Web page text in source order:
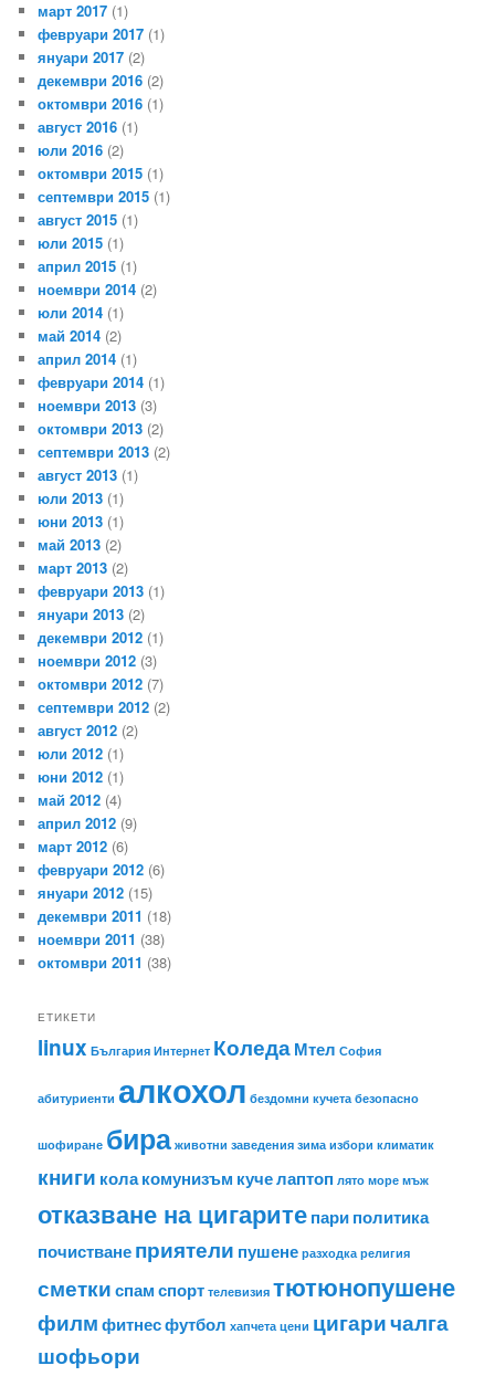
март 2017 (1)
февруари 2017 (1)
януари 2017 (2)
декември 2016 (2)
октомври 2016 (1)
август 2016 (1)
юли 2016 (2)
октомври 2015 (1)
септември 2015 (1)
август 2015 (1)
юли 2015 (1)
април 2015 (1)
ноември 2014 (2)
юли 2014 (1)
май 2014 (2)
април 2014 (1)
февруари 2014 (1)
ноември 2013 (3)
октомври 2013 (2)
септември 2013 (2)
август 2013 (1)
юли 2013 (1)
юни 2013 (1)
май 2013 (2)
март 2013 (2)
февруари 2013 (1)
януари 2013 (2)
декември 2012 (1)
ноември 2012 (3)
октомври 2012 (7)
септември 2012 (2)
август 2012 (2)
юли 2012 (1)
юни 2012 (1)
май 2012 (4)
април 2012 (9)
март 2012 (6)
февруари 2012 (6)
януари 2012 (15)
декември 2011 (18)
ноември 2011 (38)
октомври 2011 (38)
ЕТИКЕТИ
linux България Интернет КоледаМтел София
абитуриенти алкохол бездомни кучета безопасно
шофиране бира животни заведения зима избори климатик
книги колакомунизъм кучелаптоп лято море мъж
отказване на цигаритепариполитика
почистванеприятели пушене разходка религия
сметкиспамспорт телевизия тютюнопушене
филмфитнесфутбол хапчета цени цигаричалга
шофьори